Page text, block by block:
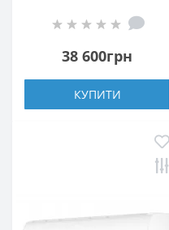
38 600грн
КУПИТИ